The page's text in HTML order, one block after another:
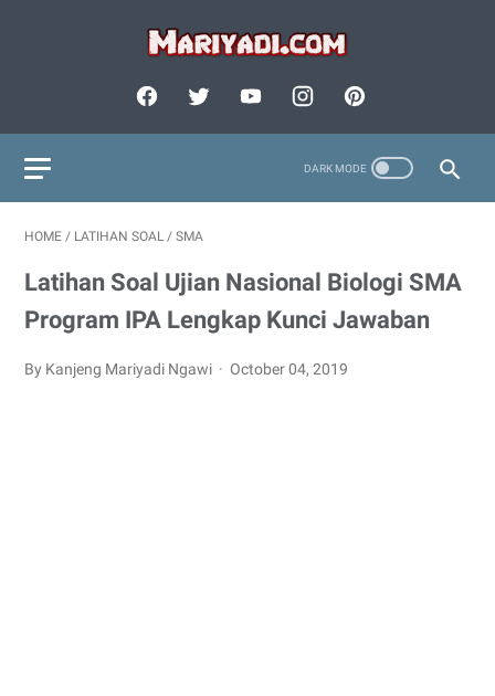
HOME / LATIHAN SOAL / SMA
Latihan Soal Ujian Nasional Biologi SMA
Program IPA Lengkap Kunci Jawaban
By Kanjeng Mariyadi Ngawi October 04, 2019